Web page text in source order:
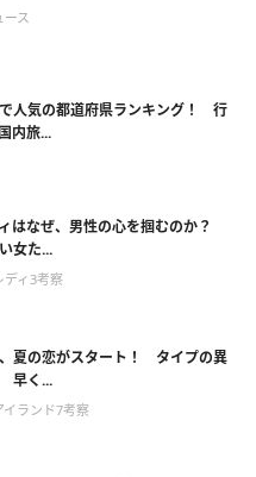
ース
人気の都道府県ランキング！ 行
内旅...
はなぜ、男性の心を掴むのか？
女た...
ディ3考察
夏の恋がスタート！ タイプの異
早く...
イランド7考察